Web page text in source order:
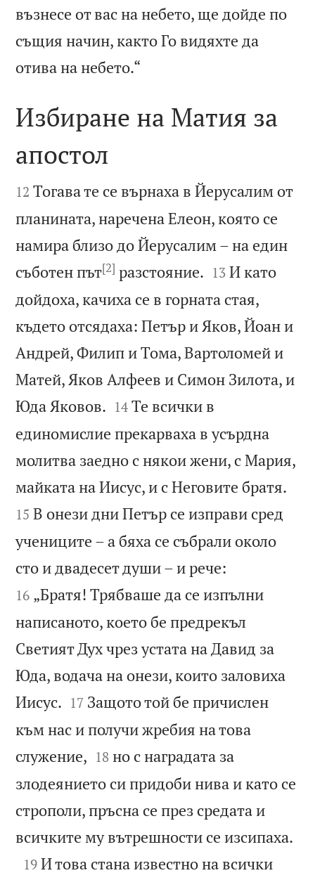
възнесе от вас на небето, ще дойде по
същия начин, както Го видяхте да
отива на небето.“

Избиране на Матия за
апостол

12 Тогава те се върнаха в Йерусалим от
планината, наречена Елеон, която се
намира близо до Йерусалим – на един
съботен път[2] разстояние. 

13 И като
дойдоха, качиха се в горната стая,
където отсядаха: Петър и Яков, Йоан и
Андрей, Филип и Тома, Вартоломей и
Матей, Яков Алфеев и Симон Зилота, и
Юда Яковов. 

14 Те всички в
единомислие прекарваха в усърдна
молитва заедно с някои жени, с Мария,
майката на Иисус, и с Неговите братя.
15 В онези дни Петър се изправи сред
учениците – а бяха се събрали около
сто и двадесет души – и рече:
16 „Братя! Трябваше да се изпълни
написаното, което бе предрекъл
Светият Дух чрез устата на Давид за
Юда, водача на онези, които заловиха
Иисус. 

17 Защото той бе причислен
към нас и получи жребия на това
служение, 

18 но с наградата за
злодеянието си придоби нива и като се
строполи, пръсна се през средата и
всичките му вътрешности се изсипаха.

19 И това стана известно на всички